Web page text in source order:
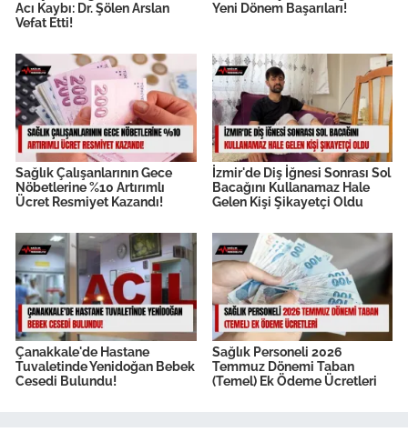
Acı Kaybı: Dr. Şölen Arslan
Vefat Etti!
Yeni Dönem Başarıları!
Sağlık Çalışanlarının Gece
Nöbetlerine %10 Artırımlı
Ücret Resmiyet Kazandı!
İzmir'de Diş İğnesi Sonrası Sol
Bacağını Kullanamaz Hale
Gelen Kişi Şikayetçi Oldu
Çanakkale'de Hastane
Tuvaletinde Yenidoğan Bebek
Cesedi Bulundu!
Sağlık Personeli 2026
Temmuz Dönemi Taban
(Temel) Ek Ödeme Ücretleri